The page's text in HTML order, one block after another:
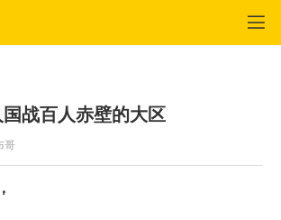
战百人赤壁的大区
哥